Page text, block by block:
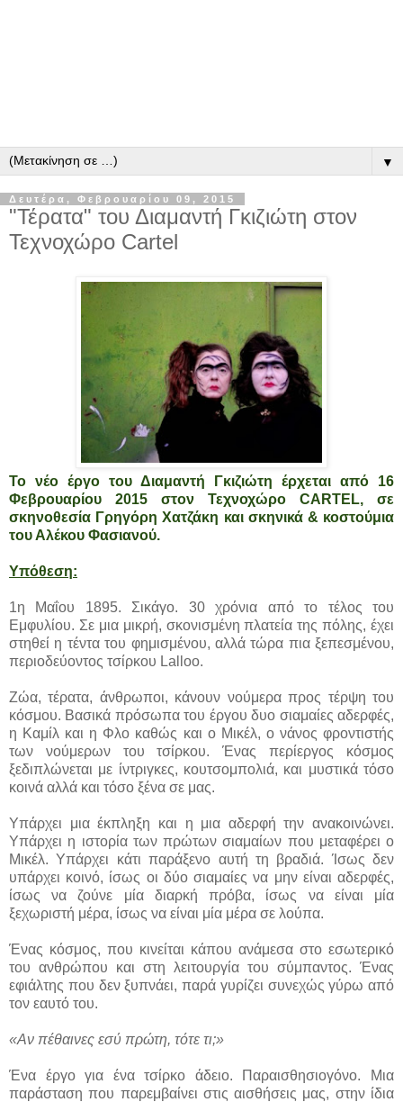
▼
Δευτέρα, Φεβρουαρίου 09, 2015
"Τέρατα" του Διαμαντή Γκιζιώτη στον
Τεχνοχώρο Cartel
Το νέο έργο του Διαμαντή Γκιζιώτη έρχεται από 16
Φεβρουαρίου 2015 στον Τεχνοχώρο CARTEL, σε
σκηνοθεσία Γρηγόρη Χατζάκη και σκηνικά & κοστούμια
του Αλέκου Φασιανού.
Υπόθεση:
1η Μαΐου 1895. Σικάγο. 30 χρόνια από το τέλος του
Εμφυλίου. Σε μια μικρή, σκονισμένη πλατεία της πόλης, έχει
στηθεί η τέντα του φημισμένου, αλλά τώρα πια ξεπεσμένου,
περιοδεύοντος τσίρκου Lalloo.
Ζώα, τέρατα, άνθρωποι, κάνουν νούμερα προς τέρψη του
κόσμου. Βασικά πρόσωπα του έργου δυο σιαμαίες αδερφές,
η Καμίλ και η Φλο καθώς και ο Μικέλ, ο νάνος φροντιστής
των νούμερων του τσίρκου. Ένας περίεργος κόσμος
ξεδιπλώνεται με ίντριγκες, κουτσομπολιά, και μυστικά τόσο
κοινά αλλά και τόσο ξένα σε μας.
Υπάρχει μια έκπληξη και η μια αδερφή την ανακοινώνει.
Υπάρχει η ιστορία των πρώτων σιαμαίων που μεταφέρει ο
Μικέλ. Υπάρχει κάτι παράξενο αυτή τη βραδιά. Ίσως δεν
υπάρχει κοινό, ίσως οι δύο σιαμαίες να μην είναι αδερφές,
ίσως να ζούνε μία διαρκή πρόβα, ίσως να είναι μία
ξεχωριστή μέρα, ίσως να είναι μία μέρα σε λούπα.
Ένας κόσμος, που κινείται κάπου ανάμεσα στο εσωτερικό
του ανθρώπου και στη λειτουργία του σύμπαντος. Ένας
εφιάλτης που δεν ξυπνάει, παρά γυρίζει συνεχώς γύρω από
τον εαυτό του.
«Αν πέθαινες εσύ πρώτη, τότε τι;»
Ένα έργο για ένα τσίρκο άδειο. Παραισθησιογόνο. Μια
παράσταση που παρεμβαίνει στις αισθήσεις μας, στην ίδια